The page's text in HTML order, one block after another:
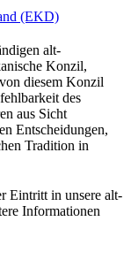
(EKD)
alt-
Konzil,
diesem Konzil
des
aus Sicht
Entscheidungen,
Tradition in
Eintritt in unsere alt-
Informationen